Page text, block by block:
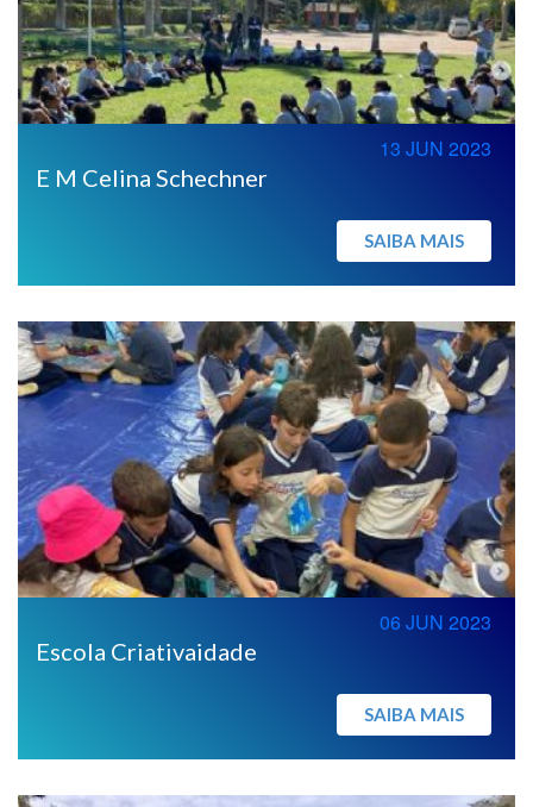
E M Celina Schechner
13 JUN 2023
SAIBA MAIS
Escola Criativaidade
06 JUN 2023
SAIBA MAIS